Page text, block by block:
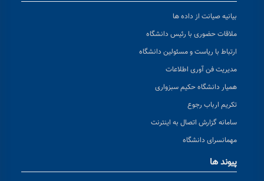
بیانیه صیانت از داده ها
ملاقات حضوری با رئیس دانشگاه
ارتباط با ریاست و مسئولین دانشگاه
مدیریت فن آوری اطلاعات
همیار دانشگاه حکیم سبزواری
تکریم ارباب رجوع
سامانه گزارش اتصال به اینترنت
مهمانسرای دانشگاه
پیوند ها